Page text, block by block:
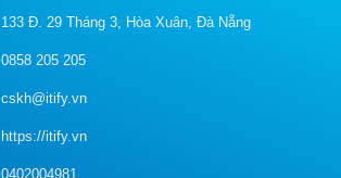
133 Đ. 29 Tháng 3, Hòa Xuân, Đà Nẵng
0858 205 205
cskh@itify.vn
https://itify.vn
0402004981